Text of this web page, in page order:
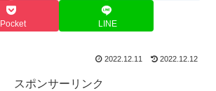
Pocket LINE
2022.12.11 2022.12.12
スポンサーリンク